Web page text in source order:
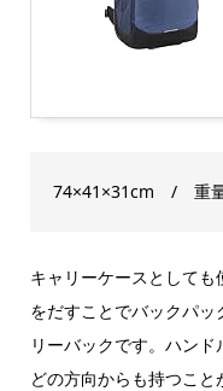
74×41×31cm / 重
キャリーケースとして
をだすことでバックパ
リーバックです。ハンド
どの方向からも持つこ